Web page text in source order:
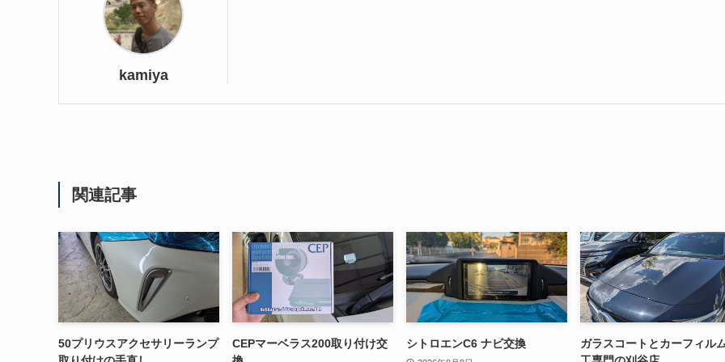
kamiya
関連記事
50プリウスアクセサリーランプ
CEPマーベラス200取り付け交
シトロエンC6 ナビ交換
ガラスコートとカーフィル